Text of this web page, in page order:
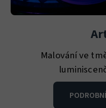
Malování ve